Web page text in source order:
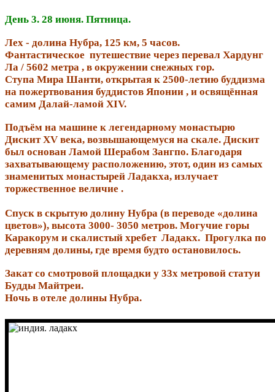
День 3. 28 июня. Пятница.
Лех - долина Нубра, 125 км, 5 часов.
Фантастическое путешествие через перевал Хардунг
Ла / 5602 метра , в окружении снежных гор.
Ступа Мира Шанти, открытая к 2500-летию буддизма
на пожертвования буддистов Японии , и освящённая
самим Далай-ламой XIV.
Подъём на машине к легендарному монастырю
Дискит XV века, возвышающемуся на скале. Дискит
был основан Ламой Шерабом Зангпо. Благодаря
захватывающему расположению, этот, один из самых
знаменитых монастырей Ладакха, излучает
торжественное величие .
Спуск в скрытую долину Нубра (в переводе «долина
цветов»), высота 3000- 3050 метров. Могучие горы
Каракорум и скалистый хребет Ладакх. Прогулка по
деревням долины, где время будто остановилось.
Закат со смотровой площадки у 33х метровой статуи
Будды Майтреи.
Ночь в отеле долины Нубра.